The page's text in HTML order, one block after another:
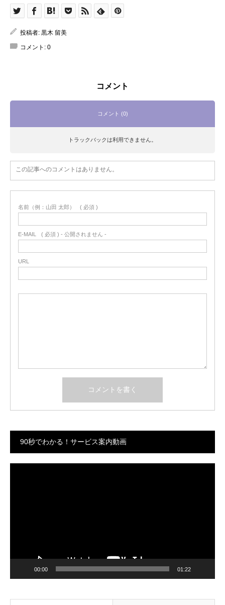
投稿者: 黒木 留美
コメント: 0
コメント
コメント (0)
トラックバックは利用できません。
この記事へのコメントはありません。
名前（例：山田 太郎） ( 必須 )
E-MAIL ( 必須 ) - 公開されません -
URL
90秒でわかる！サービス案内動画
00:00 01:22